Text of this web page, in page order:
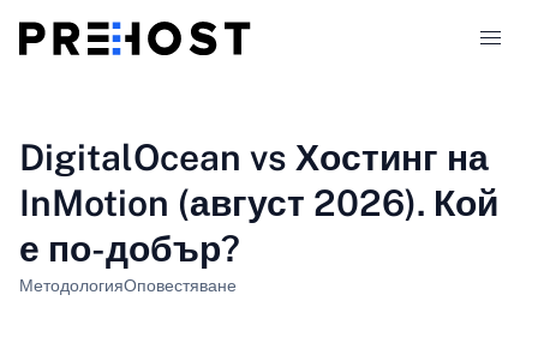
Сравнения
318
DigitalOcean vs Хостинг на
InMotion (август 2026). Кой
е по-добър?
МетодологияОповестяване